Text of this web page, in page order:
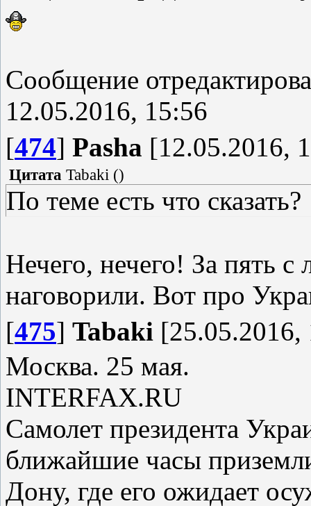
Сообщение
12.05.2016, 15:56
[474] Pasha [12.05.2016,
Цитата Tabaki ()
По теме есть что сказать?
Нечего, нечего! За пять
наговорили. Вот про
[475] Tabaki [25.05.2016,
Москва. 25 мая.
INTERFAX.RU
Самолет президента
ближайшие часы
Дону, где его ожидает